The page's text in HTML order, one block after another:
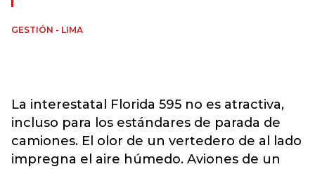
GESTIÓN - LIMA
La interestatal Florida 595 no es atractiva,
incluso para los estándares de parada de
camiones. El olor de un vertedero de al lado
impregna el aire húmedo. Aviones de un